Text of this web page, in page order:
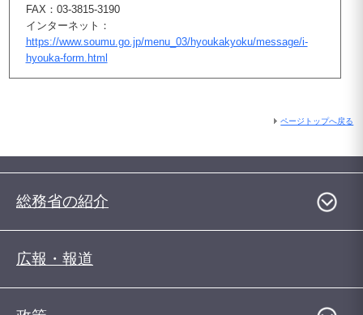
FAX：03-3815-3190
インターネット：
https://www.soumu.go.jp/menu_03/hyoukakyoku/message/i-
hyouka-form.html
ページトップへ戻る
総務省の紹介
広報・報道